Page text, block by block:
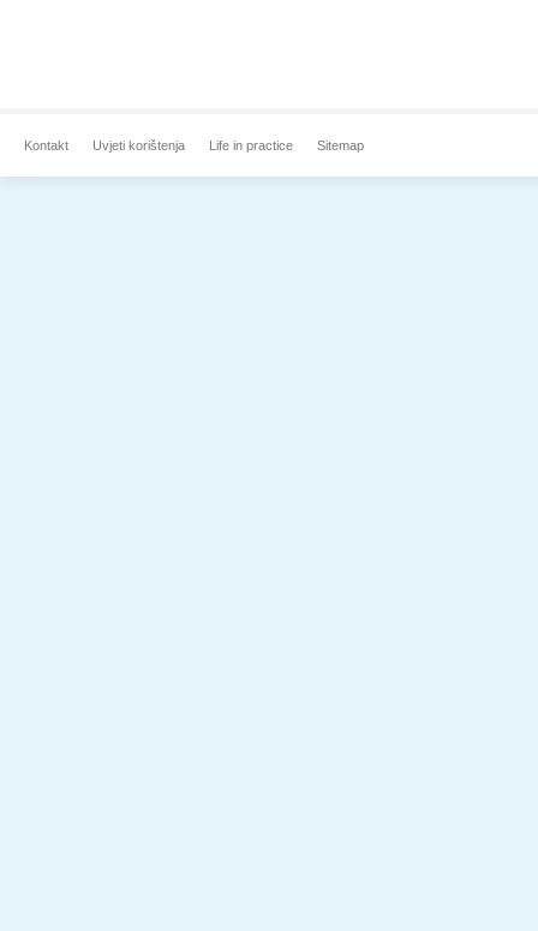
Kontakt Uvjeti korištenja Life in practice Sitemap